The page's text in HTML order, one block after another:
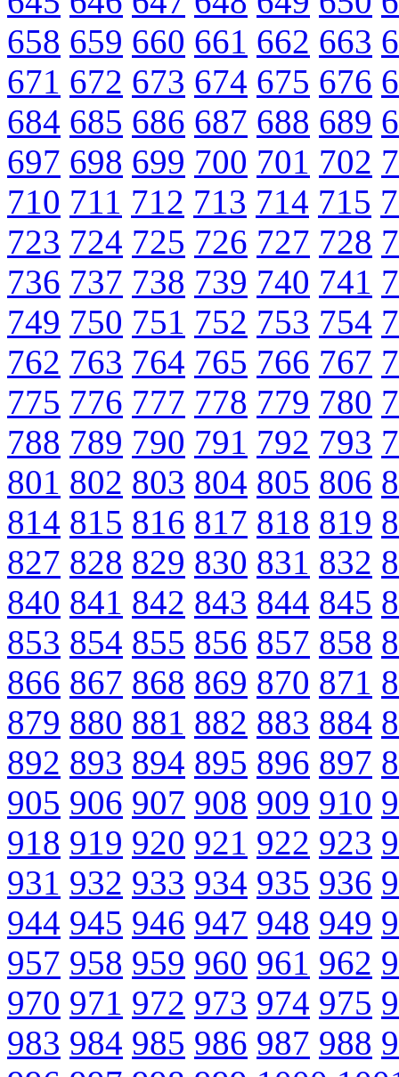
658 659 660 661 662 663
671 672 673 674 675 676
684 685 686 687 688 689
697 698 699 700 701 702
710 711 712 713 714 715
723 724 725 726 727 728
736 737 738 739 740 741
749 750 751 752 753 754
762 763 764 765 766 767
775 776 777 778 779 780
788 789 790 791 792 793
801 802 803 804 805 806
814 815 816 817 818 819
827 828 829 830 831 832
840 841 842 843 844 845
853 854 855 856 857 858
866 867 868 869 870 871
879 880 881 882 883 884
892 893 894 895 896 897
905 906 907 908 909 910
918 919 920 921 922 923
931 932 933 934 935 936
944 945 946 947 948 949
957 958 959 960 961 962
970 971 972 973 974 975
983 984 985 986 987 988